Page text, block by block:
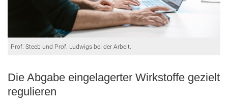
Prof. Steeb und Prof. Ludwigs bei der Arbeit.
Die Abgabe eingelagerter Wirkstoffe gezielt
regulieren